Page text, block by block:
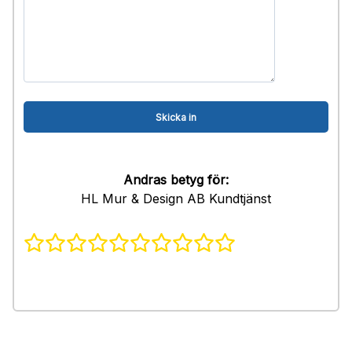
Andras betyg för:
HL Mur & Design AB Kundtjänst